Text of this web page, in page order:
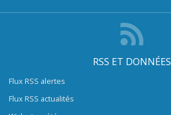
RSS ET DONNÉES
Flux RSS alertes
Flux RSS actualités